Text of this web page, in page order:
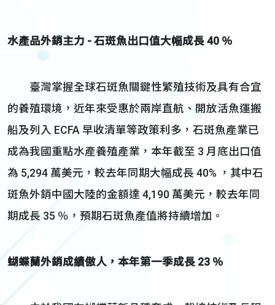
水產品外銷主力 - 石斑魚出口值大幅成長 40 ％
臺灣掌握全球石斑魚關鍵性繁殖技術及具有合宜
的養殖環境，近年來受惠於兩岸直航、開放活魚運搬
船及列入 ECFA 早收清單等政策利多，石斑魚產業已
成為我國重點水產養殖產業，本年截至 3 月底出口值
為 5,294 萬美元，較去年同期大幅成長 40% ，其中石
斑魚外銷中國大陸的金額達 4,190 萬美元，較去年同
期成長 35 ％，預期石斑魚產值將持續增加。
蝴蝶蘭外銷成績傲人，本年第一季成長 23 ％